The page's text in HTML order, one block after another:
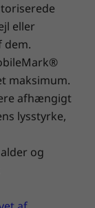
alle
udstyr
3.2,
FHD +
at lukke
eller
dem.
maksimum.
afhængigt
lysstyrke,
og